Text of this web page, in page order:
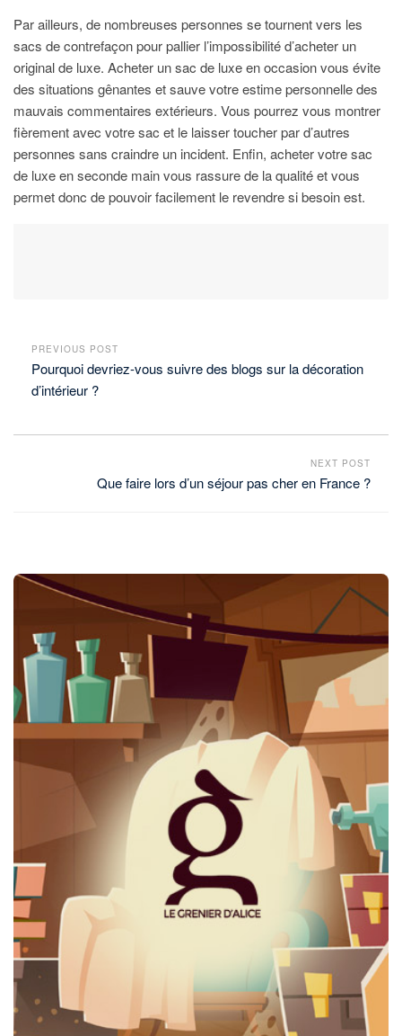
Par ailleurs, de nombreuses personnes se tournent vers les
sacs de contrefaçon pour pallier l’impossibilité d’acheter un
original de luxe. Acheter un sac de luxe en occasion vous évite
des situations gênantes et sauve votre estime personnelle des
mauvais commentaires extérieurs. Vous pourrez vous montrer
fièrement avec votre sac et le laisser toucher par d’autres
personnes sans craindre un incident. Enfin, acheter votre sac
de luxe en seconde main vous rassure de la qualité et vous
permet donc de pouvoir facilement le revendre si besoin est.
PREVIOUS POST
Pourquoi devriez-vous suivre des blogs sur la décoration
d’intérieur ?
NEXT POST
Que faire lors d’un séjour pas cher en France ?